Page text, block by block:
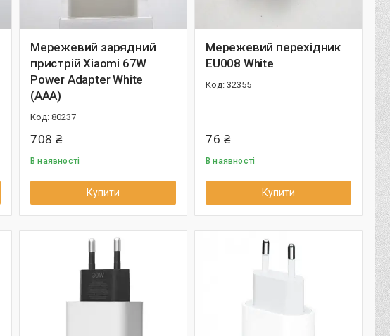
Мережевий зарядний
пристрій Xiaomi 67W
Power Adapter White
(AAA)
80237
708 ₴
В наявності
Купити
Мережевий перехідник
EU008 White
32355
76 ₴
В наявності
Купити